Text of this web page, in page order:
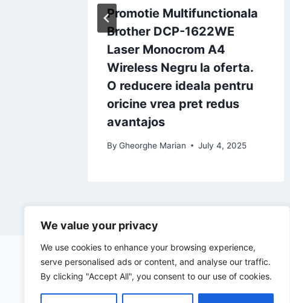
We value your privacy
We use cookies to enhance your browsing experience,
serve personalised ads or content, and analyse our traffic.
By clicking "Accept All", you consent to our use of cookies.
Promotie Multifunctionala
Brother DCP-1622WE
Laser Monocrom A4
Wireless Negru la oferta.
O reducere ideala pentru
oricine vrea pret redus
avantajos
By Gheorghe Marian July 4, 2025